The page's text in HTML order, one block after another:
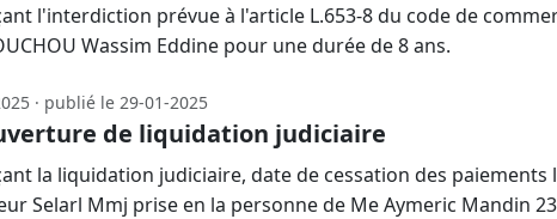
l'interdiction prévue à l'article L.653-8 du code de
Wassim Eddine pour une durée de 8 ans.
· publié le 29-01-2025
de liquidation judiciaire
la liquidation judiciaire, date de cessation des paiements
Selarl Mmj prise en la personne de Me Aymeric Mandin